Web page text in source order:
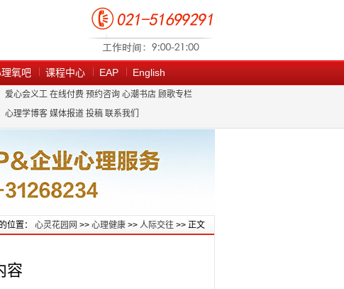
氧吧 课程中心 EAP English
爱心会义工 在线付费 预约咨询 心潮书店 顾歌专栏
心理学博客 媒体报道 投稿 联系我们
位置： 心灵花园网 >> 心理健康 >> 人际交往 >> 正文
容